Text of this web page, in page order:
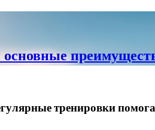
основные
тренировки